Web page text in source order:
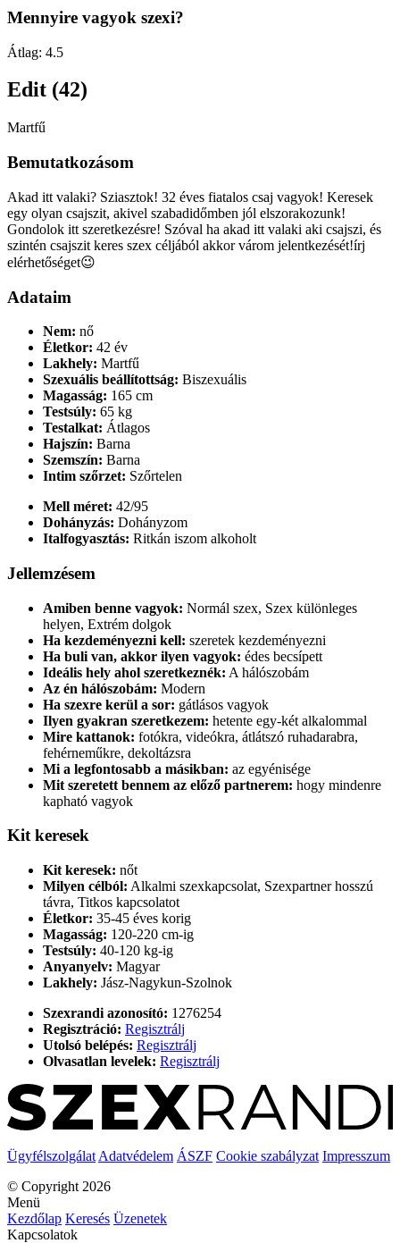
Mennyire vagyok szexi?
Átlag: 4.5
Edit (42)
Martfű
Bemutatkozásom
Akad itt valaki? Sziasztok! 32 éves fiatalos csaj vagyok! Keresek
egy olyan csajszit, akivel szabadidőmben jól elszorakozunk!
Gondolok itt szeretkezésre! Szóval ha akad itt valaki aki csajszi, és
szintén csajszit keres szex céljából akkor várom jelentkezését!írj
elérhetőséget😉
Adataim
Nem: nő
Életkor: 42 év
Lakhely: Martfű
Szexuális beállítottság: Biszexuális
Magasság: 165 cm
Testsúly: 65 kg
Testalkat: Átlagos
Hajszín: Barna
Szemszín: Barna
Intim szőrzet: Szőrtelen
Mell méret: 42/95
Dohányzás: Dohányzom
Italfogyasztás: Ritkán iszom alkoholt
Jellemzésem
Amiben benne vagyok: Normál szex, Szex különleges
helyen, Extrém dolgok
Ha kezdeményezni kell: szeretek kezdeményezni
Ha buli van, akkor ilyen vagyok: édes becsípett
Ideális hely ahol szeretkeznék: A hálószobám
Az én hálószobám: Modern
Ha szexre kerül a sor: gátlásos vagyok
Ilyen gyakran szeretkezem: hetente egy-két alkalommal
Mire kattanok: fotókra, videókra, átlátszó ruhadarabra,
fehérneműkre, dekoltázsra
Mi a legfontosabb a másikban: az egyénisége
Mit szeretett bennem az előző partnerem: hogy mindenre
kapható vagyok
Kit keresek
Kit keresek: nőt
Milyen célból: Alkalmi szexkapcsolat, Szexpartner hosszú
távra, Titkos kapcsolatot
Életkor: 35-45 éves korig
Magasság: 120-220 cm-ig
Testsúly: 40-120 kg-ig
Anyanyelv: Magyar
Lakhely: Jász-Nagykun-Szolnok
Szexrandi azonosító: 1276254
Regisztráció: Regisztrálj
Utolsó belépés: Regisztrálj
Olvasatlan levelek: Regisztrálj
Ügyfélszolgálat Adatvédelem ÁSZF Cookie szabályzat Impresszum
© Copyright 2026
Menü
Kezdőlap Keresés Üzenetek
Kapcsolatok